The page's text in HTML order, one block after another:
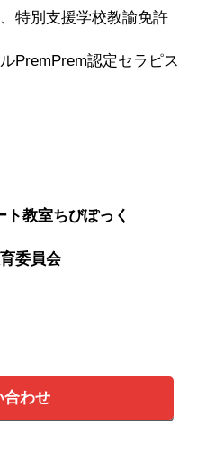
特別支援学校教諭免許
PremPrem認定セラピス
ト教室ちびぽっく
委員会
合わせ